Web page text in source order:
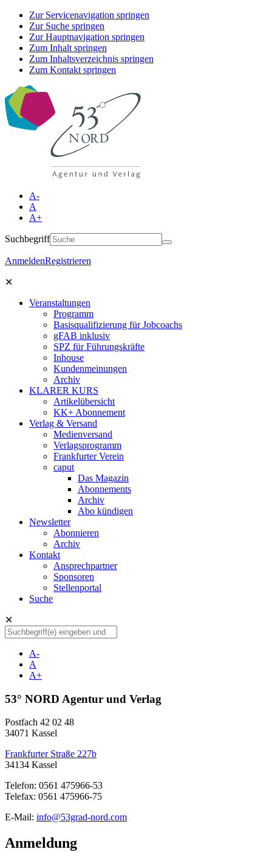
Zur Servicenavigation springen
Zur Suche springen
Zur Hauptnavigation springen
Zum Inhalt springen
Zum Inhaltsverzeichnis springen
Zum Kontakt springen
A-
A
A+
Suchbegriff
AnmeldenRegistrieren
✕
Veranstaltungen
Programm
Basisqualifizierung für Jobcoachs
gFAB inklusiv
SPZ für Führungskräfte
Inhouse
Kundenmeinungen
Archiv
KLARER KURS
Artikelübersicht
KK+ Abonnement
Verlag & Versand
Medienversand
Verlagsprogramm
Frankfurter Verein
caput
Das Magazin
Abonnements
Archiv
Abo kündigen
Newsletter
Abonnieren
Archiv
Kontakt
Ansprechpartner
Sponsoren
Stellenportal
Suche
✕
A-
A
A+
53° NORD Agentur und Verlag
Postfach 42 02 48
34071 Kassel
Frankfurter Straße 227b
34134 Kassel
Telefon: 0561 475966-53
Telefax: 0561 475966-75
E-Mail: info@53grad-nord.com
Anmeldung